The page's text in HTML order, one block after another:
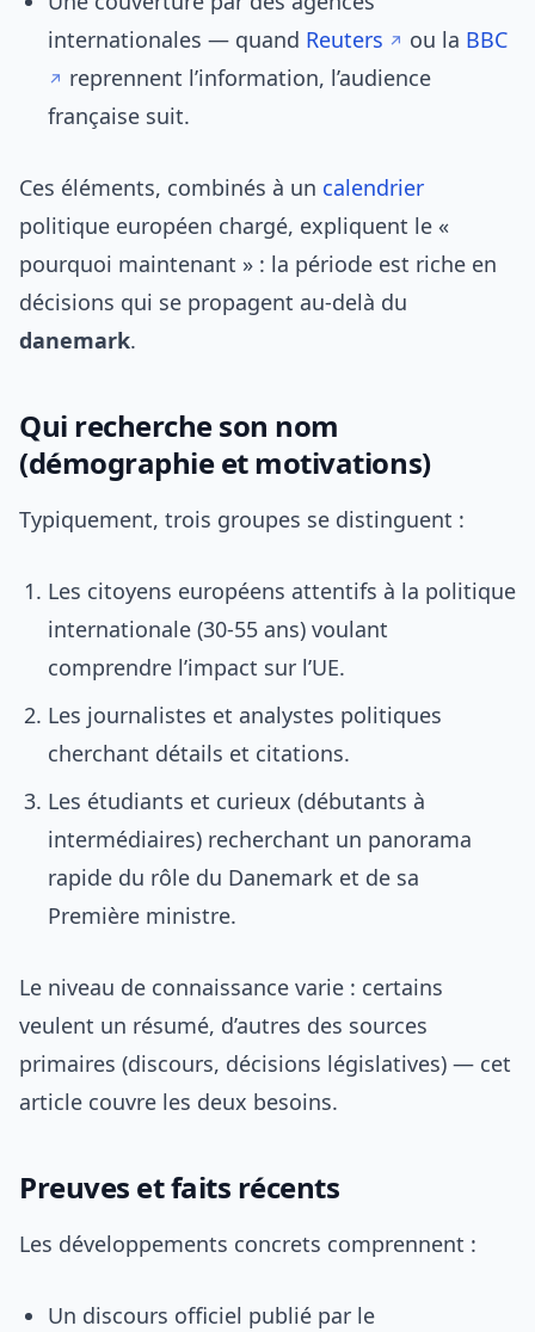
internationales — quand Reuters ou la BBC
reprennent l’information, l’audience
française suit.
Ces éléments, combinés à un calendrier
politique européen chargé, expliquent le «
pourquoi maintenant » : la période est riche en
décisions qui se propagent au-delà du
danemark.
Qui recherche son nom
(démographie et motivations)
Typiquement, trois groupes se distinguent :
Les citoyens européens attentifs à la politique
internationale (30-55 ans) voulant
comprendre l’impact sur l’UE.
Les journalistes et analystes politiques
cherchant détails et citations.
Les étudiants et curieux (débutants à
intermédiaires) recherchant un panorama
rapide du rôle du Danemark et de sa
Première ministre.
Le niveau de connaissance varie : certains
veulent un résumé, d’autres des sources
primaires (discours, décisions législatives) — cet
article couvre les deux besoins.
Preuves et faits récents
Les développements concrets comprennent :
Un discours officiel publié par le